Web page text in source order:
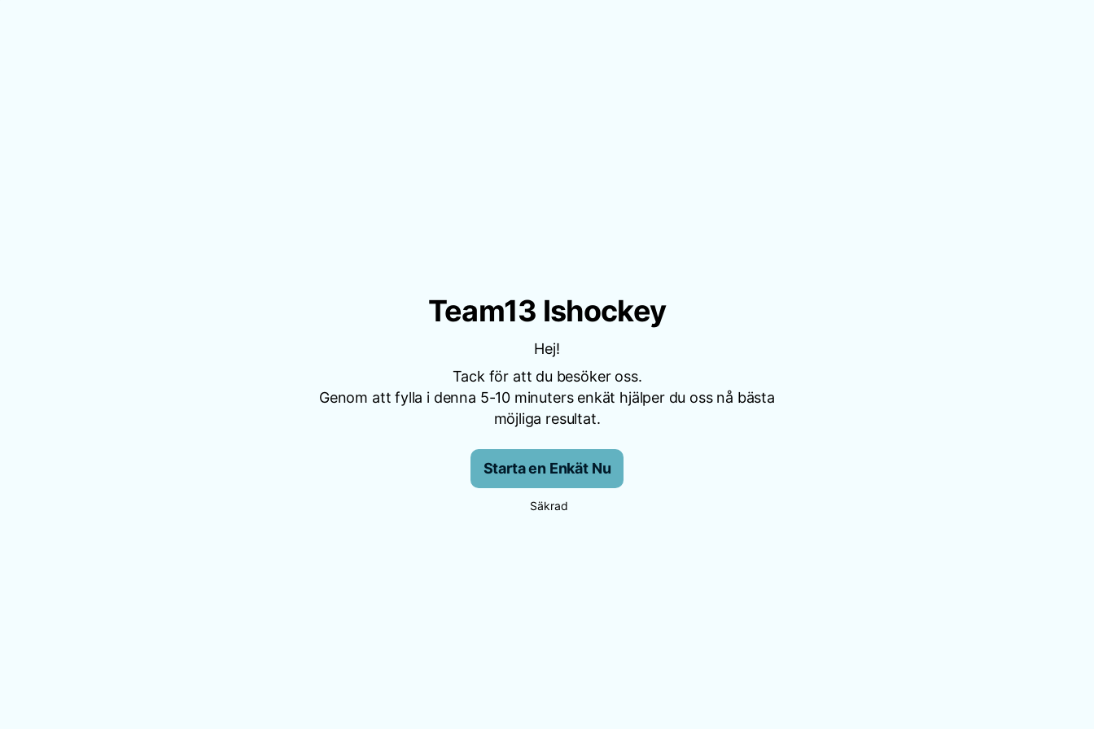
Team13 Ishockey
Hej!
Tack för att du besöker oss.
Genom att fylla i denna 5-10 minuters enkät hjälper du oss nå bästa
möjliga resultat.
Starta en Enkät Nu
Säkrad